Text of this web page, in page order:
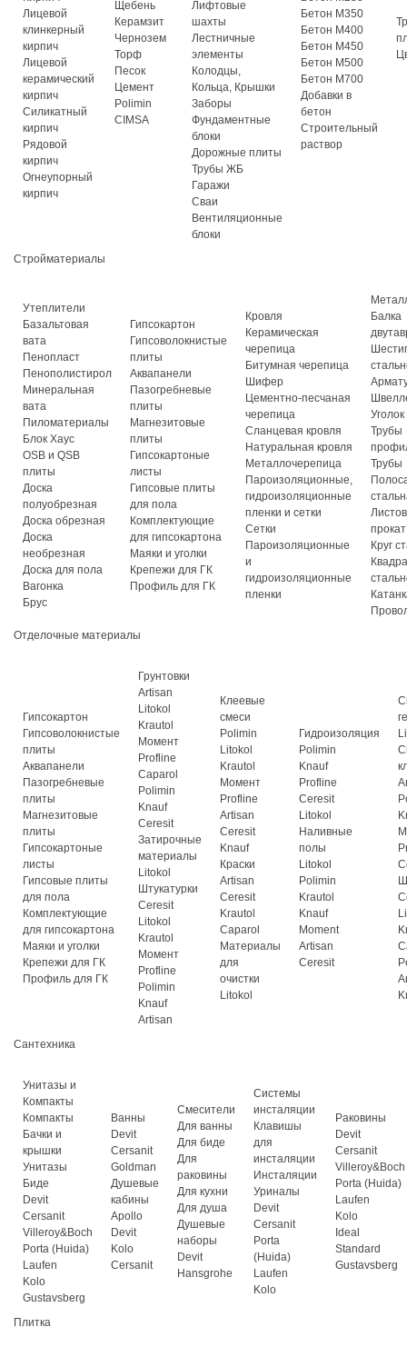
Лицевой
клинкерный
кирпич
Лицевой
керамический
кирпич
Силикатный
кирпич
Рядовой
кирпич
Огнеупорный
кирпич
Щебень
Керамзит
Чернозем
Торф
Песок
Цемент
Polimin
CIMSA
Лифтовые
шахты
Лестничные
элементы
Колодцы,
Кольца, Крышки
Заборы
Фундаментные
блоки
Дорожные плиты
Трубы ЖБ
Гаражи
Сваи
Вентиляционные
блоки
Бетон М350
Бетон М400
Бетон М450
Бетон М500
Бетон М700
Добавки в
бетон
Строительный
раствор
Стройматериалы
Утеплители
Базальтовая
вата
Пенопласт
Пенополистирол
Минеральная
вата
Пиломатериалы
Блок Хаус
OSB и QSB
плиты
Доска
полуобрезная
Доска обрезная
Доска
необрезная
Доска для пола
Вагонка
Брус
Гипсокартон
Гипсоволокнистые
плиты
Аквапанели
Пазогребневые
плиты
Магнезитовые
плиты
Гипсокартоные
листы
Гипсовые плиты
для пола
Комплектующие
для гипсокартона
Маяки и уголки
Крепежи для ГК
Профиль для ГК
Кровля
Керамическая
черепица
Битумная черепица
Шифер
Цементно-песчаная
черепица
Сланцевая кровля
Натуральная кровля
Металлочерепица
Пароизоляционные,
гидроизоляционные
пленки и сетки
Сетки
Пароизоляционные
и
гидроизоляционные
пленки
Балка
Уголок
Трубы
Трубы
прокат
Круг
Отделочные материалы
Гипсокартон
Гипсоволокнистые
плиты
Аквапанели
Пазогребневые
плиты
Магнезитовые
плиты
Гипсокартоные
листы
Гипсовые плиты
для пола
Комплектующие
для гипсокартона
Маяки и уголки
Крепежи для ГК
Профиль для ГК
Грунтовки
Artisan
Litokol
Krautol
Момент
Profline
Caparol
Polimin
Knauf
Ceresit
Затирочные
материалы
Litokol
Штукатурки
Ceresit
Litokol
Krautol
Момент
Profline
Polimin
Knauf
Artisan
Клеевые
смеси
Polimin
Litokol
Krautol
Момент
Profline
Artisan
Ceresit
Knauf
Краски
Artisan
Ceresit
Krautol
Caparol
Материалы
для
очистки
Litokol
Гидроизоляция
Polimin
Knauf
Profline
Ceresit
Litokol
Наливные
полы
Litokol
Polimin
Krautol
Knauf
Moment
Artisan
Ceresit
Сантехника
Унитазы и
Компакты
Компакты
Бачки и
крышки
Унитазы
Биде
Devit
Cersanit
Villeroy&Boch
Porta (Huida)
Laufen
Kolo
Gustavsberg
Ванны
Devit
Cersanit
Goldman
Душевые
кабины
Apollo
Devit
Kolo
Cersanit
Смесители
Для ванны
Для биде
Для
раковины
Для кухни
Для душа
Душевые
наборы
Devit
Hansgrohe
Системы
инсталяции
Клавишы
для
инсталяции
Инсталяции
Уриналы
Devit
Cersanit
Porta
(Huida)
Laufen
Kolo
Раковины
Devit
Cersanit
Villeroy&Boch
Porta (Huida)
Laufen
Kolo
Ideal
Standard
Gustavsberg
Плитка